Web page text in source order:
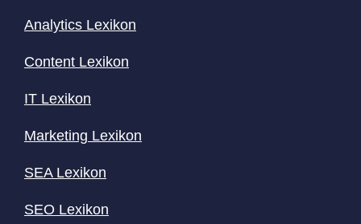
Analytics Lexikon
Content Lexikon
IT Lexikon
Marketing Lexikon
SEA Lexikon
SEO Lexikon